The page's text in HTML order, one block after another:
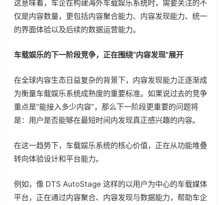
这意味着，车企在构建海外车载娱乐系统时，需要关注的不
仅是内容数量，更包括内容聚合能力、内容发现能力、统一
的界面体验以及后续的数据运营能力。
车载娱乐的下一阶段竞争，正在围绕“内容发现”展开
在全球内容生态日益复杂的背景下，内容发现能力正逐渐成
为衡量车载娱乐系统成熟度的重要标准。如果说过去的竞争
重点是“能接入多少内容”，那么下一阶段更重要的问题将
是：用户是否能够在最短时间内发现真正感兴趣的内容。
在这一趋势下，车载娱乐系统的核心价值，正在从功能堆叠
转向体验设计和平台能力。
例如，像 DTS AutoStage 这样的以用户为中心的车载媒体
平台，正在通过内容聚合、内容发现与数据能力，帮助车企